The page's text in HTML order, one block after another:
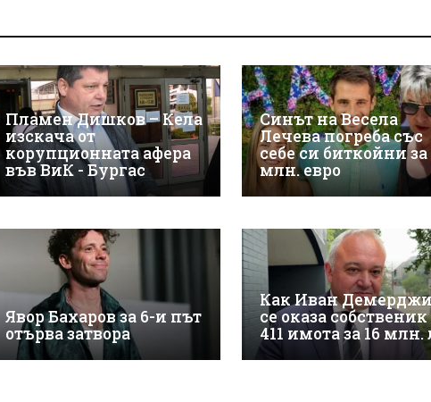
Пламен Дишков – Кела
изскача от
корупционната афера
във ВиК - Бургас
Синът на Весела
Лечева погреба със
себе си биткойни за
млн. евро
Явор Бахаров за 6-и път
отърва затвора
Как Иван
се оказа
411 имота за 16 млн.